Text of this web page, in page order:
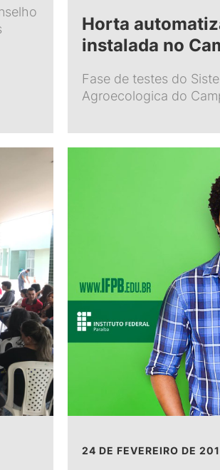
Horta
instalada no
Fase de testes do
Agroecologica do
24 DE FEVEREIRO DE